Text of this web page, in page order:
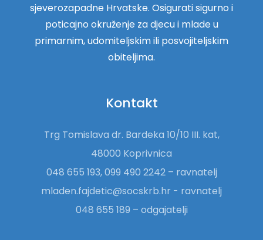
sjeverozapadne Hrvatske. Osigurati sigurno i
poticajno okruženje za djecu i mlade u
primarnim, udomiteljskim ili posvojiteljskim
obiteljima.
Kontakt
Trg Tomislava dr. Bardeka 10/10 III. kat,
48000 Koprivnica
048 655 193, 099 490 2242 – ravnatelj
mladen.fajdetic@socskrb.hr - ravnatelj
048 655 189 – odgajatelji